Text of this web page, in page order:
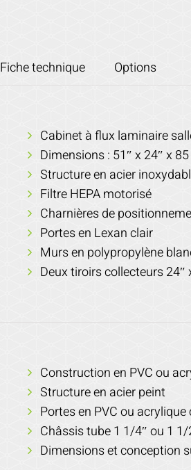
Fiche technique Options
Cabinet à flux laminaire
Dimensions : 51″ x 24″ x
Structure en acier
Filtre HEPA motorisé
Charnières de
Portes en Lexan clair
Murs en polypropylène
Deux tiroirs collecteurs 24″
Construction en PVC ou
Structure en acier peint
Portes en PVC ou acrylique
Châssis tube 1 1/4″ ou 1
Dimensions et conception